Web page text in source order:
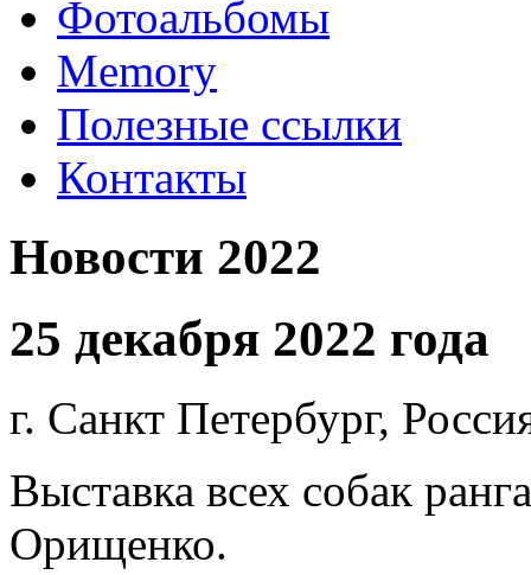
Фотоальбомы
Memory
Полезные ссылки
Контакты
Новости 2022
25 декабря 2022 года
г. Санкт Петербург,
Выставка всех собак
Орищенко.